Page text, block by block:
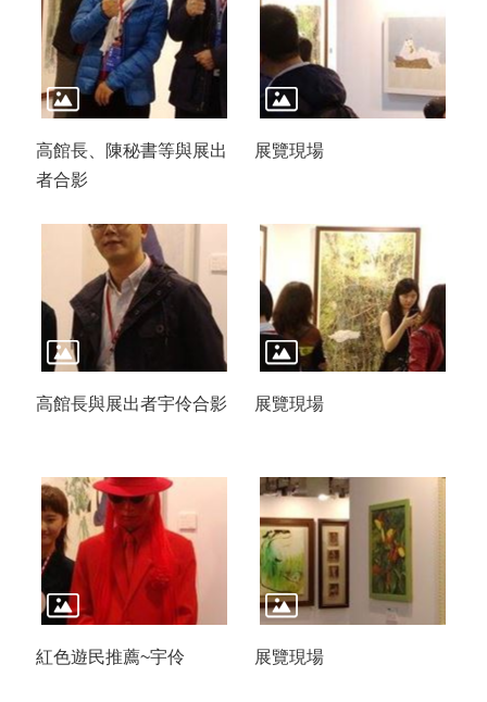
高館長、陳秘書等與展出
者合影
展覽現場
高館長與展出者宇伶合影 展覽現場
紅色遊民推薦~宇伶 展覽現場